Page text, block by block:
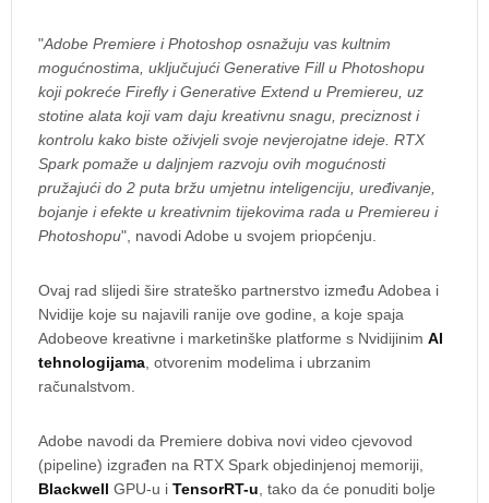
"Adobe Premiere i Photoshop osnažuju vas kultnim
mogućnostima, uključujući Generative Fill u Photoshopu
koji pokreće Firefly i Generative Extend u Premiereu, uz
stotine alata koji vam daju kreativnu snagu, preciznost i
kontrolu kako biste oživjeli svoje nevjerojatne ideje. RTX
Spark pomaže u daljnjem razvoju ovih mogućnosti
pružajući do 2 puta bržu umjetnu inteligenciju, uređivanje,
bojanje i efekte u kreativnim tijekovima rada u Premiereu i
Photoshopu", navodi Adobe u svojem priopćenju.
Ovaj rad slijedi šire strateško partnerstvo između Adobea i
Nvidije koje su najavili ranije ove godine, a koje spaja
Adobeove kreativne i marketinške platforme s Nvidijinim AI
tehnologijama, otvorenim modelima i ubrzanim
računalstvom.
Adobe navodi da Premiere dobiva novi video cjevovod
(pipeline) izgrađen na RTX Spark objedinjenoj memoriji,
Blackwell GPU-u i TensorRT-u, tako da će ponuditi bolje